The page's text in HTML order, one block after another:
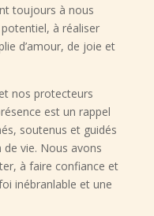
toujours à nous
à réaliser
d’amour, de joie et
nos protecteurs
est un rappel
soutenus et guidés
vie. Nous avons
à faire confiance et
inébranlable et une